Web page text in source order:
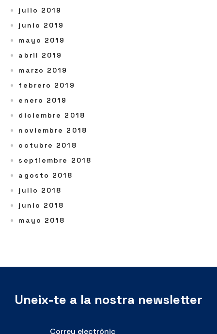
julio 2019
junio 2019
mayo 2019
abril 2019
marzo 2019
febrero 2019
enero 2019
diciembre 2018
noviembre 2018
octubre 2018
septiembre 2018
agosto 2018
julio 2018
junio 2018
mayo 2018
Uneix-te a la nostra newsletter